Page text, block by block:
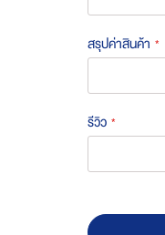
สรุปค่าสินค้า
รีวิว